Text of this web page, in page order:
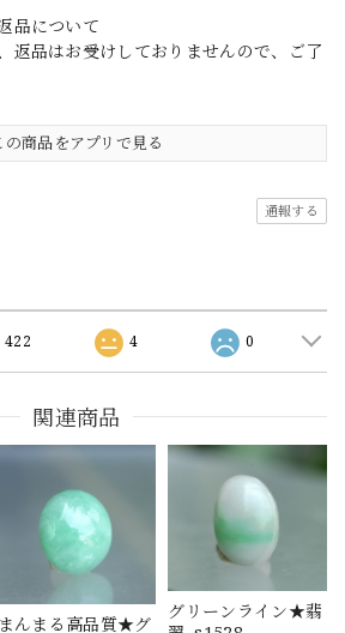
品について
返品はお受けしておりませんので、ご了
の商品をアプリで見る
通報する
422 4 0
関連商品
まんまる高品質★グ
グリーンライン★翡